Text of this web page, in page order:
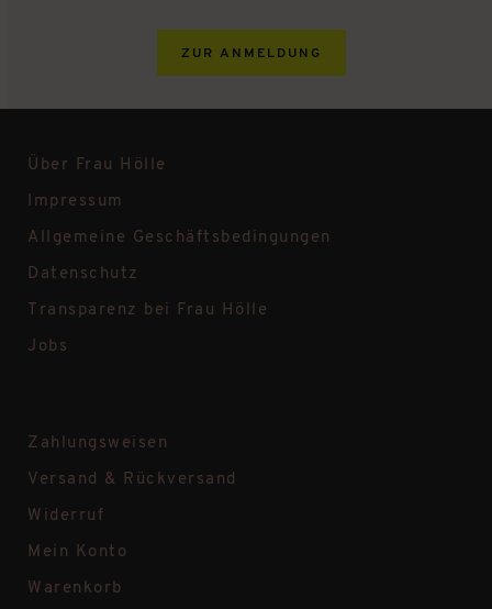
ZUR ANMELDUNG
Über Frau Hölle
Impressum
Allgemeine Geschäftsbedingungen
Datenschutz
Transparenz bei Frau Hölle
Jobs
Zahlungsweisen
Versand & Rückversand
Widerruf
Mein Konto
Warenkorb